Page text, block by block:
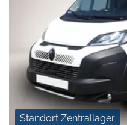
Standort Zentrallager